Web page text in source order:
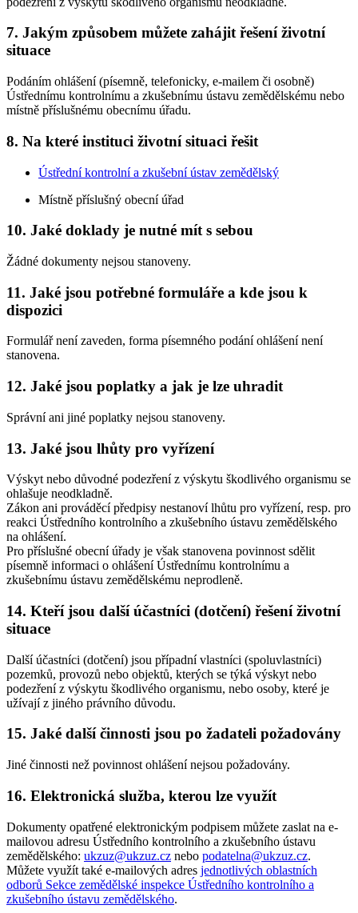
7. Jakým způsobem můžete zahájit řešení životní
situace
Podáním ohlášení (písemně, telefonicky, e-mailem či osobně)
Ústřednímu kontrolnímu a zkušebnímu ústavu zemědělskému nebo
místně příslušnému obecnímu úřadu.
8. Na které instituci životní situaci řešit
Ústřední kontrolní a zkušební ústav zemědělský
Místně příslušný obecní úřad
10. Jaké doklady je nutné mít s sebou
Žádné dokumenty nejsou stanoveny.
11. Jaké jsou potřebné formuláře a kde jsou k
dispozici
Formulář není zaveden, forma písemného podání ohlášení není
stanovena.
12. Jaké jsou poplatky a jak je lze uhradit
Správní ani jiné poplatky nejsou stanoveny.
13. Jaké jsou lhůty pro vyřízení
Výskyt nebo důvodné podezření z výskytu škodlivého organismu se
ohlašuje neodkladně.
Zákon ani prováděcí předpisy nestanoví lhůtu pro vyřízení, resp. pro
reakci Ústředního kontrolního a zkušebního ústavu zemědělského
na ohlášení.
Pro příslušné obecní úřady je však stanovena povinnost sdělit
písemně informaci o ohlášení Ústřednímu kontrolnímu a
zkušebnímu ústavu zemědělskému neprodleně.
14. Kteří jsou další účastníci (dotčení) řešení životní
situace
Další účastníci (dotčení) jsou případní vlastníci (spoluvlastníci)
pozemků, provozů nebo objektů, kterých se týká výskyt nebo
podezření z výskytu škodlivého organismu, nebo osoby, které je
užívají z jiného právního důvodu.
15. Jaké další činnosti jsou po žadateli požadovány
Jiné činnosti než povinnost ohlášení nejsou požadovány.
16. Elektronická služba, kterou lze využít
Dokumenty opatřené elektronickým podpisem můžete zaslat na e-
mailovou adresu Ústředního kontrolního a zkušebního ústavu
zemědělského: ukzuz@ukzuz.cz nebo podatelna@ukzuz.cz.
Můžete využít také e-mailových adres jednotlivých oblastních
odborů Sekce zemědělské inspekce Ústředního kontrolního a
zkušebního ústavu zemědělského.